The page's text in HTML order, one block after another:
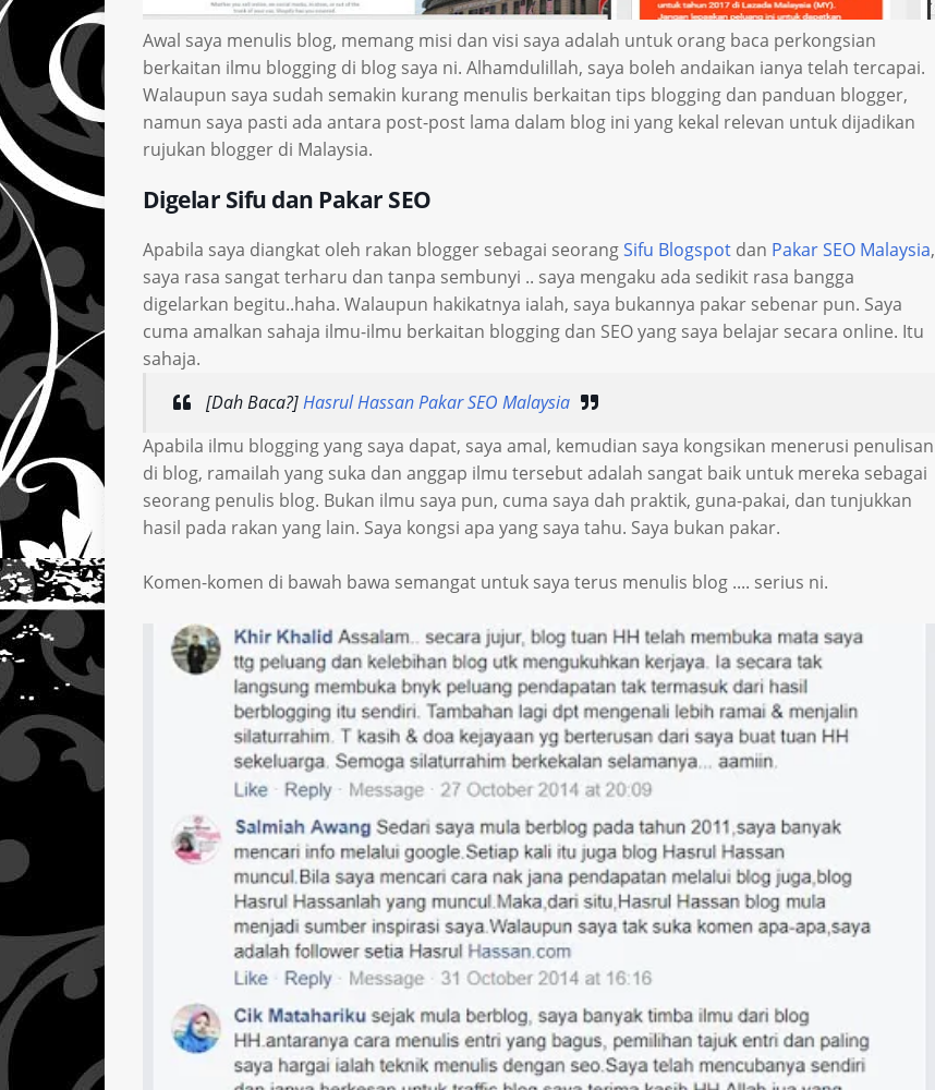
Awal saya menulis blog, memang misi dan visi saya adalah untuk orang baca perkongsian
berkaitan ilmu blogging di blog saya ni. Alhamdulillah, saya boleh andaikan ianya telah tercapai.
Walaupun saya sudah semakin kurang menulis berkaitan tips blogging dan panduan blogger,
namun saya pasti ada antara post-post lama dalam blog ini yang kekal relevan untuk dijadikan
rujukan blogger di Malaysia.
Digelar Sifu dan Pakar SEO
Apabila saya diangkat oleh rakan blogger sebagai seorangSifu Blogspotdan Pakar SEO Malaysia,
saya rasa sangat terharu dan tanpa sembunyi .. saya mengaku ada sedikit rasa bangga
digelarkan begitu..haha. Walaupun hakikatnya ialah, saya bukannya pakar sebenar pun. Saya
cuma amalkan sahaja ilmu-ilmu berkaitan blogging dan SEO yang saya belajar secara online. Itu
sahaja.
[Dah Baca?]Hasrul Hassan Pakar SEO Malaysia
Apabila ilmu blogging yang saya dapat, saya amal, kemudian saya kongsikan menerusi penulisan
di blog, ramailah yang suka dan anggap ilmu tersebut adalah sangat baik untuk mereka sebagai
seorang penulis blog. Bukan ilmu saya pun, cuma saya dah praktik, guna-pakai, dan tunjukkan
hasil pada rakan yang lain. Saya kongsi apa yang saya tahu. Saya bukan pakar.
Komen-komen di bawah bawa semangat untuk saya terus menulis blog .... serius ni.